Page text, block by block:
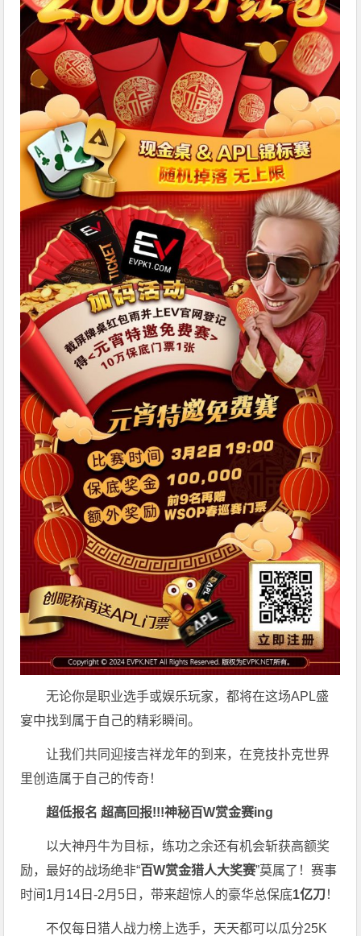
无论你是职业选手或娱乐玩家，都将在这场APL盛
宴中找到属于自己的精彩瞬间。
让我们共同迎接吉祥龙年的到来，在竞技扑克世界
里创造属于自己的传奇！
超低报名 超高回报!!!神秘百W赏金赛ing
以大神丹牛为目标，练功之余还有机会斩获高额奖
励，最好的战场绝非“百W赏金猎人大奖赛”莫属了！赛事
时间1月14日-2月5日，带来超惊人的豪华总保底1亿刀！
不仅每日猎人战力榜上选手，天天都可以瓜分25K